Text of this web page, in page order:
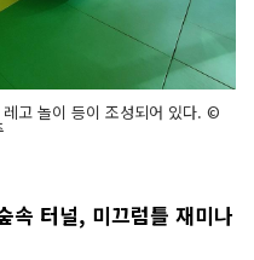
고 놀이 등이 조성되어 있다. ©
터널, 미끄럼틀 재미나